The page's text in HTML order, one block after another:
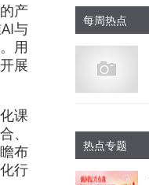
产
与
用
展
课
、
布
行
每周热点
热点专题